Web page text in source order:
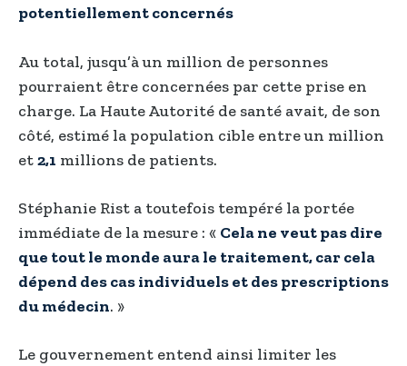
potentiellement concernés
Au total, jusqu’à un million de personnes
pourraient être concernées par cette prise en
charge. La Haute Autorité de santé avait, de son
côté, estimé la population cible entre un million
et2,1 millions de patients.
Stéphanie Rist a toutefois tempéré la portée
immédiate de la mesure : « Cela ne veut pas dire
que tout le monde aura le traitement, car cela
dépend des cas individuels et des prescriptions
du médecin. »
Le gouvernement entend ainsi limiter les